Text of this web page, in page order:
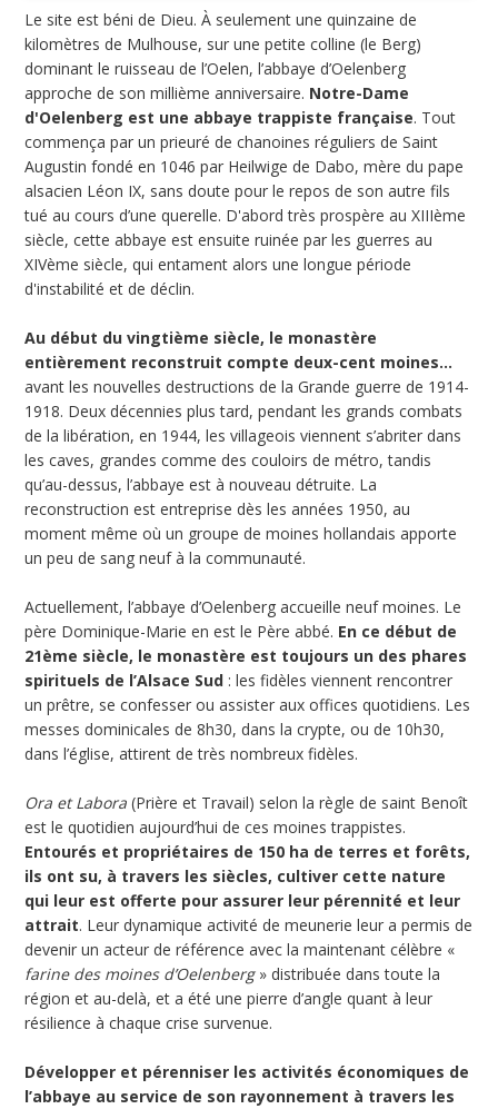
Le site est béni de Dieu. À seulement une quinzaine de
kilomètres de Mulhouse, sur une petite colline (le Berg)
dominant le ruisseau de l’Oelen, l’abbaye d’Oelenberg
approche de son millième anniversaire. Notre-Dame
d'Oelenberg est une abbaye trappiste française. Tout
commença par un prieuré de chanoines réguliers de Saint
Augustin fondé en 1046 par Heilwige de Dabo, mère du pape
alsacien Léon IX, sans doute pour le repos de son autre fils
tué au cours d’une querelle. D'abord très prospère au XIIIème
siècle, cette abbaye est ensuite ruinée par les guerres au
XIVème siècle, qui entament alors une longue période
d'instabilité et de déclin.
Au début du vingtième siècle, le monastère
entièrement reconstruit compte deux-cent moines…
avant les nouvelles destructions de la Grande guerre de 1914-
1918. Deux décennies plus tard, pendant les grands combats
de la libération, en 1944, les villageois viennent s’abriter dans
les caves, grandes comme des couloirs de métro, tandis
qu’au-dessus, l’abbaye est à nouveau détruite. La
reconstruction est entreprise dès les années 1950, au
moment même où un groupe de moines hollandais apporte
un peu de sang neuf à la communauté.
Actuellement, l’abbaye d’Oelenberg accueille neuf moines. Le
père Dominique-Marie en est le Père abbé. En ce début de
21ème siècle, le monastère est toujours un des phares
spirituels de l’Alsace Sud : les fidèles viennent rencontrer
un prêtre, se confesser ou assister aux offices quotidiens. Les
messes dominicales de 8h30, dans la crypte, ou de 10h30,
dans l’église, attirent de très nombreux fidèles.
Ora et Labora (Prière et Travail) selon la règle de saint Benoît
est le quotidien aujourd’hui de ces moines trappistes.
Entourés et propriétaires de 150 ha de terres et forêts,
ils ont su, à travers les siècles, cultiver cette nature
qui leur est offerte pour assurer leur pérennité et leur
attrait. Leur dynamique activité de meunerie leur a permis de
devenir un acteur de référence avec la maintenant célèbre «
farine des moines d’Oelenberg» distribuée dans toute la
région et au-delà, et a été une pierre d’angle quant à leur
résilience à chaque crise survenue.
Développer et pérenniser les activités économiques de
l’abbaye au service de son rayonnement à travers les